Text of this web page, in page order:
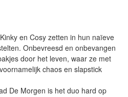
en Cosy zetten in hun naïeve
Onbevreesd en onbevangen
door het leven, waar ze met
chaos en slapstick
De Morgen is het duo hard op